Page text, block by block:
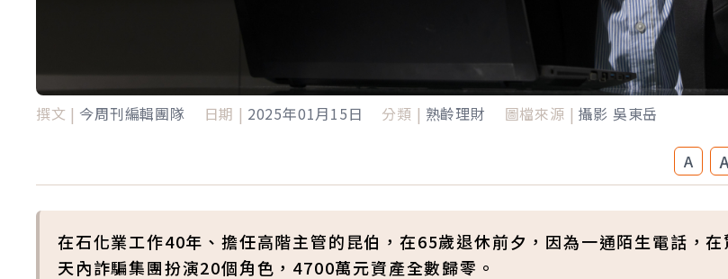
撰文 | 今周刊編輯團隊 日期 | 2025年01月15日 分類 | 熟齡理財 圖檔來源 | 攝影 吳東岳
A A
在石化業工作40年、擔任高階主管的昆伯，在65歲退休前夕，因為一通陌生電話，
天內詐騙集團扮演20個角色，4700萬元資產全數歸零。